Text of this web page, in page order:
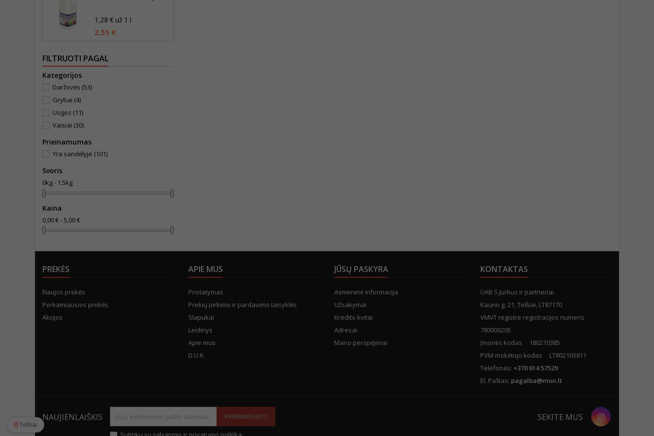
1,28 € už 1 l
2,55 €
FILTRUOTI PAGAL
Kategorijos
Daržovės (53)
Grybai (4)
Uogos (11)
Vaisiai (30)
Prieinamumas
Yra sandėlyje (101)
Svoris
0kg - 1.5kg
Kaina
0,00 € - 5,00 €
PREKĖS
Naujos prekės
Perkamiausios prekės
Akcijos
APIE MUS
Pristatymas
Prekių pirkimo ir pardavimo taisyklės
Slapukai
Leidinys
Apie mus
D.U.K
JŪSŲ PASKYRA
Asmeninė informacija
Užsakymai
Kredito kvitai
Adresai
Mano perspėjimai
KONTAKTAS
UAB S.Jurkus ir partneriai
Kauno g. 21, Telšiai, LT87170
VMVT registre registracijos numeris
780000205
Įmonės kodas 180210385
PVM mokėtojo kodas LT802103811
Telefonas: +370 614 57529
El. Paštas: pagalba@mon.lt
NAUJIENLAIŠKIS Instagram
SEKITE MUS
Telšiai